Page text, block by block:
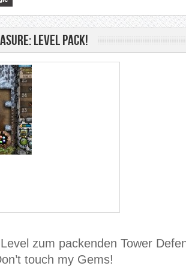
Level Pack!
zum packenden Tower
touch my Gems!